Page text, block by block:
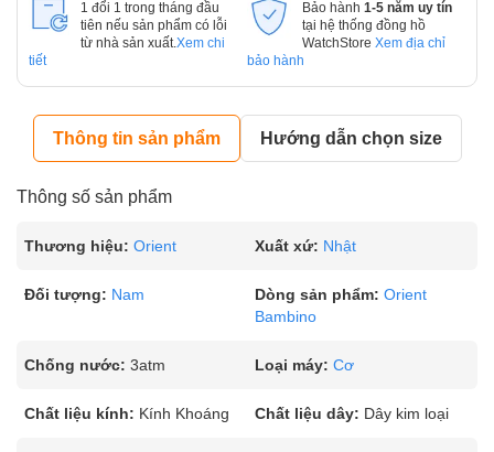
1 đổi 1 trong tháng đầu
tiên nếu sản phẩm có lỗi
từ nhà sản xuất. Xem chi
tiết
Bảo hành 1-5 năm uy tín
tại hệ thống đồng hồ
WatchStore Xem địa chỉ
bảo hành
Thông tin sản phẩm Hướng dẫn chọn size
Thông số sản phẩm
Thương hiệu: Orient Xuất xứ: Nhật
Đối tượng: Nam Dòng sản phẩm: Orient
Bambino
Chống nước: 3atm Loại máy: Cơ
Chất liệu kính: Kính Khoáng Chất liệu dây: Dây kim loại